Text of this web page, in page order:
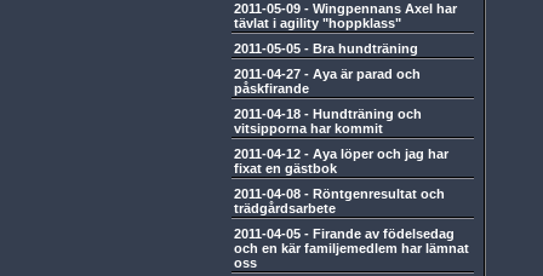
2011-05-09 - Wingpennans Axel har
tävlat i agility "hoppklass"
2011-05-05 - Bra hundträning
2011-04-27 - Aya är parad och
påskfirande
2011-04-18 - Hundträning och
vitsipporna har kommit
2011-04-12 - Aya löper och jag har
fixat en gästbok
2011-04-08 - Röntgenresultat och
trädgårdsarbete
2011-04-05 - Firande av födelsedag
och en kär familjemedlem har lämnat
oss